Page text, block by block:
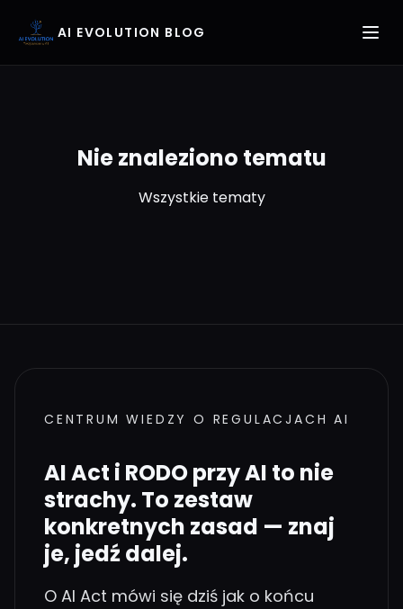
AI EVOLUTION BLOG
Nie znaleziono tematu
Wszystkie tematy
CENTRUM WIEDZY O REGULACJACH AI
AI Act i RODO przy AI to nie
strachy. To zestaw
konkretnych zasad — znaj
je, jedź dalej.
O AI Act mówi się dziś jak o końcu